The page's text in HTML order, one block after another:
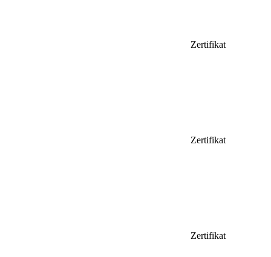
Zertifikat
Zertifikat
Zertifikat